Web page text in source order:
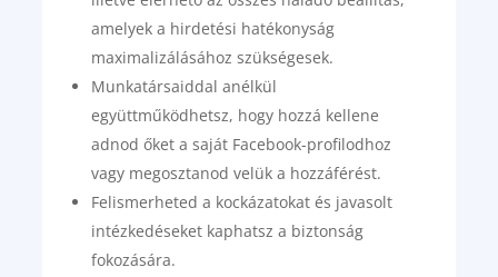
amelyek a hirdetési hatékonyság
maximalizálásához szükségesek.
Munkatársaiddal anélkül
együttműködhetsz, hogy hozzá kellene
adnod őket a saját Facebook-profilodhoz
vagy megosztanod velük a hozzáférést.
Felismerheted a kockázatokat és javasolt
intézkedéseket kaphatsz a biztonság
fokozására.